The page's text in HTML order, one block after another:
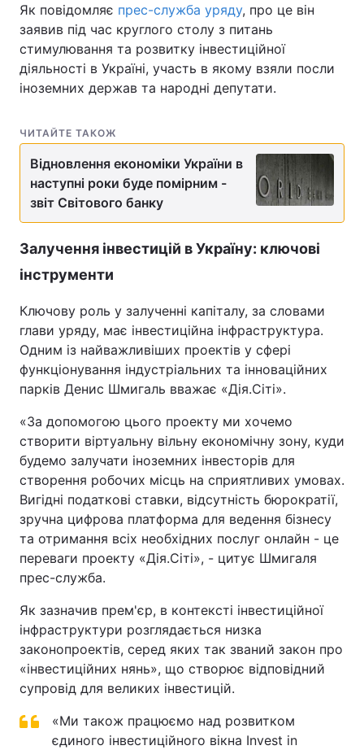
Як повідомляє прес-служба уряду, про це він
заявив під час круглого столу з питань
стимулювання та розвитку інвестиційної
діяльності в Україні, участь в якому взяли посли
іноземних держав та народні депутати.
ЧИТАЙТЕ ТАКОЖ
Відновлення економіки України в
наступні роки буде помірним -
звіт Світового банку
Залучення інвестицій в Україну: ключові
інструменти
Ключову роль у залученні капіталу, за словами
глави уряду, має інвестиційна інфраструктура.
Одним із найважливіших проектів у сфері
функціонування індустріальних та інноваційних
парків Денис Шмигаль вважає «Дія.Сіті».
«За допомогою цього проекту ми хочемо
створити віртуальну вільну економічну зону, куди
будемо залучати іноземних інвесторів для
створення робочих місць на сприятливих умовах.
Вигідні податкові ставки, відсутність бюрократії,
зручна цифрова платформа для ведення бізнесу
та отримання всіх необхідних послуг онлайн - це
переваги проекту «Дія.Сіті», - цитує Шмигаля
прес-служба.
Як зазначив прем'єр, в контексті інвестиційної
інфраструктури розглядається низка
законопроектів, серед яких так званий закон про
«інвестиційних нянь», що створює відповідний
супровід для великих інвестицій.
«Ми також працюємо над розвитком
єдиного інвестиційного вікна Invest in